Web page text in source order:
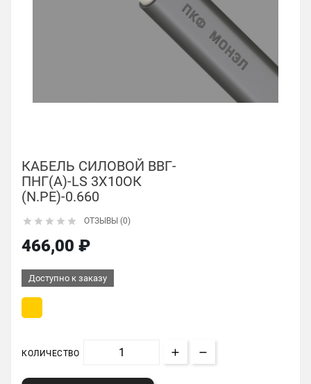
КАБЕЛЬ СИЛОВОЙ ВВГ-
ПНГ(А)-LS 3Х10ОК
(N.PE)-0.660
     ОТЗЫВЫ (0)
466,00 ₽
Доступно к заказу
КОЛИЧЕСТВО